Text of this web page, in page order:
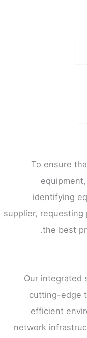
To ensure
identifying
supplier, requesting
the best
Our integrated
cutting-edge
efficient
network